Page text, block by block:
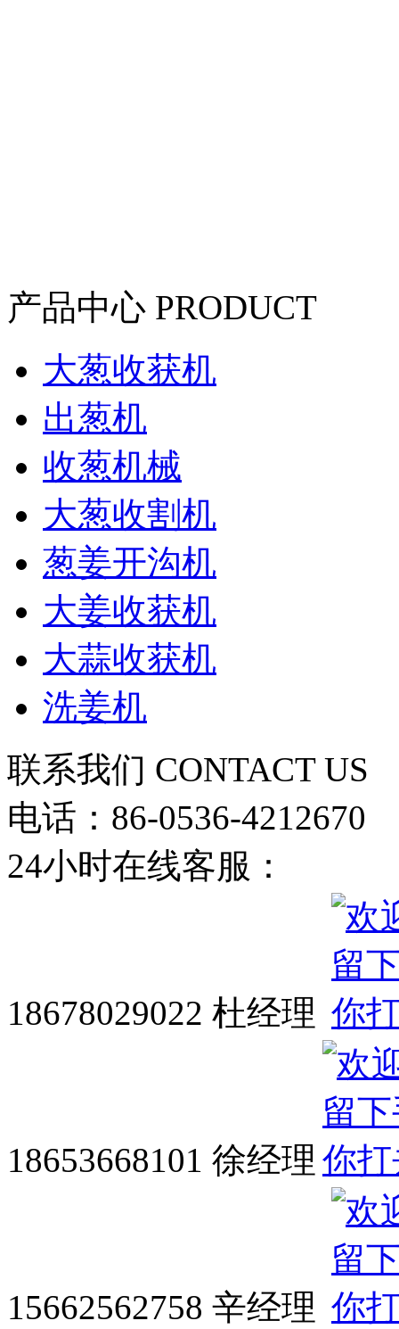
产品中心 PRODUCT
大葱收获机
出葱机
收葱机械
大葱收割机
葱姜开沟机
大姜收获机
大蒜收获机
洗姜机
联系我们 CONTACT US
电话：86-0536-4212670
24小时在线客服：
18678029022 杜经理
18653668101 徐经理
15662562758 辛经理